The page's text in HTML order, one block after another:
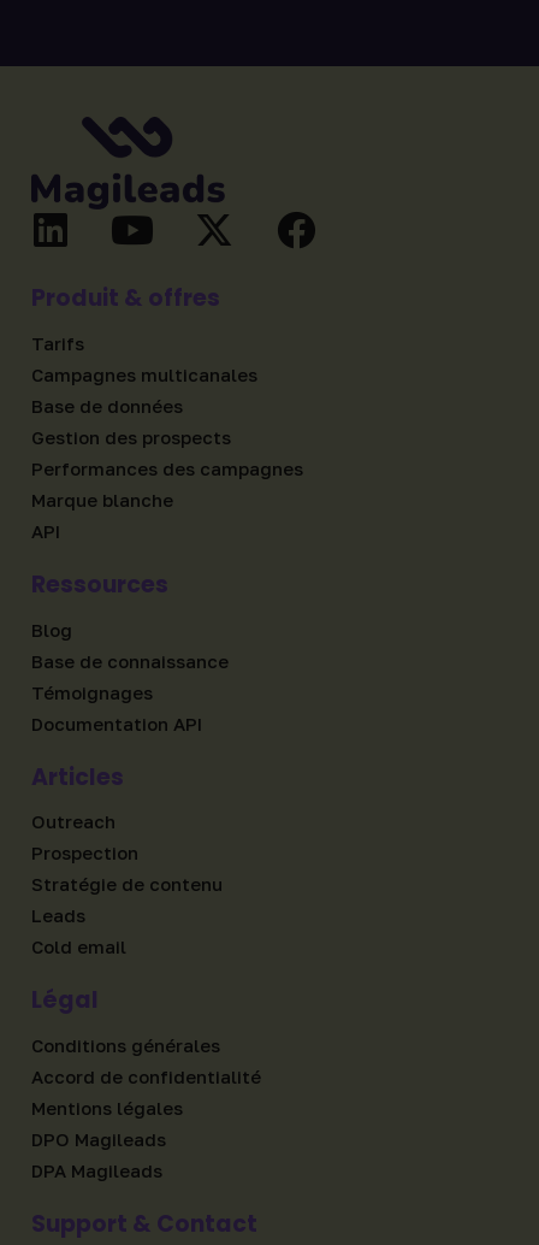
Produit & offres
Tarifs
Campagnes multicanales
Base de données
Gestion des prospects
Performances des campagnes
Marque blanche
API
Ressources
Blog
Base de connaissance
Témoignages
Documentation API
Articles
Outreach
Prospection
Stratégie de contenu
Leads
Cold email
Légal
Conditions générales
Accord de confidentialité
Mentions légales
DPO Magileads
DPA Magileads
Support & Contact